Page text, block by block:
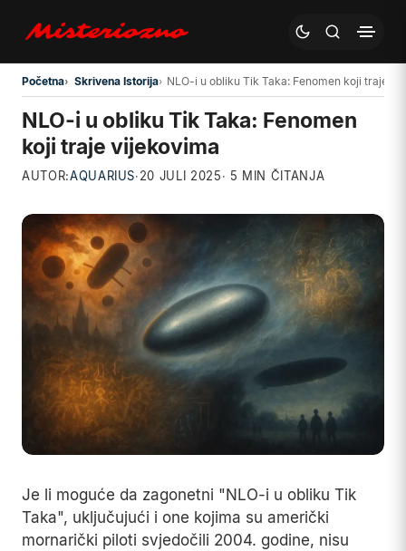
Preskoči na glavni sadržaj
Početna Skrivena Istorija NLO-i u obliku Tik Taka: Fenomen koji traje
NLO-i u obliku Tik Taka: Fenomen
koji traje vijekovima
AUTOR:AQUARIUS·20 JULI 2025· 5 MIN ČITANJA
Je li moguće da zagonetni "NLO-i u obliku Tik
Taka", uključujući i one kojima su američki
mornarički piloti svjedočili 2004. godine, nisu